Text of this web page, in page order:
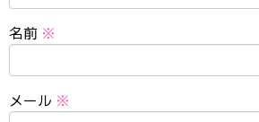
名前 ※
メール ※